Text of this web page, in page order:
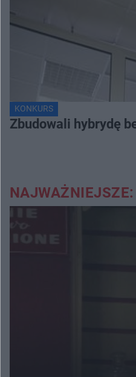
KONKURS
Zbudowali hybrydę
NAJWAŻNIEJSZE: